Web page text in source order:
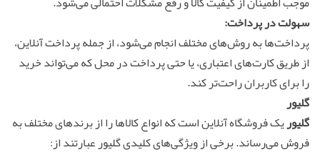
سهولت در پرداخت:
پرداخت‌ها به روش‌های مختلف انجام می‌شود، از جمله پرداخت آنلاین،
از طریق کارت‌های اعتباری، یا حتی پرداخت در محل که می‌تواند خرید
را برای کاربران راحت‌تر کند.
گلیور
گلیوریک فروشگاه آنلاین است که انواع کالاها را از برندهای مختلف به
فروش می‌رساند. برخی از ویژگی‌های کلیدی گلیور عبارتند از: